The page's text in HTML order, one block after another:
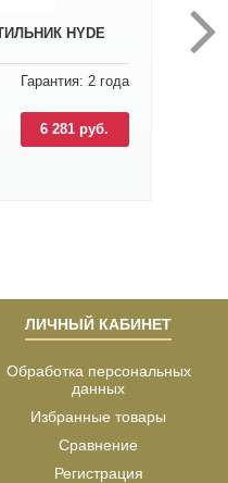
HYDE
Гарантия: 2 года
6 281 руб.
ЛИЧНЫЙ КАБИНЕТ
Обработка персональных
данных
Избранные товары
Сравнение
Регистрация